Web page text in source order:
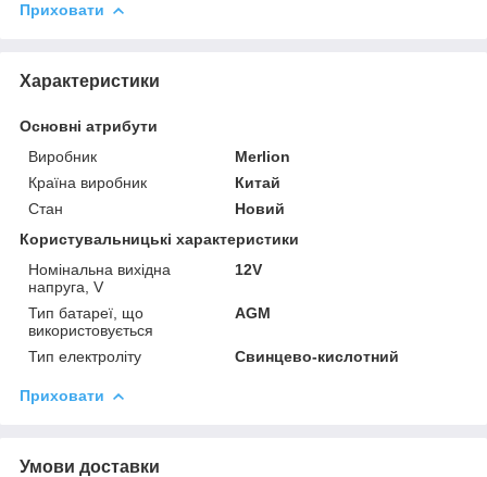
Приховати
Характеристики
Основні атрибути
Виробник
Merlion
Країна виробник
Китай
Стан
Новий
Користувальницькі характеристики
Номінальна вихідна
напруга, V
12V
Тип батареї, що
використовується
AGM
Тип електроліту Свинцево-кислотний
Приховати
Умови доставки